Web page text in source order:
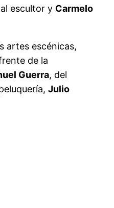
escultor y Carmelo
artes escénicas,
de la
Guerra, del
Julio